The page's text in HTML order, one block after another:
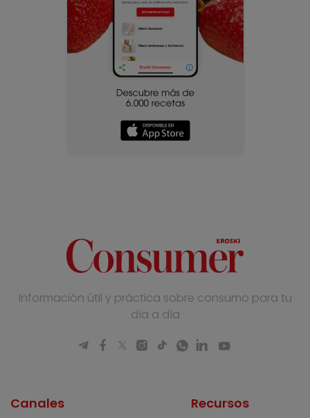
Información útil y práctica sobre consumo para tu
día a día
Canales Recursos